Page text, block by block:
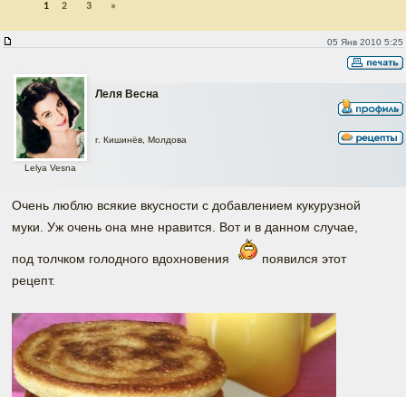
1 2 3 »
05 Янв 2010 5:25
Леля Весна
Lelya Vesna
г. Кишинёв, Молдова
Очень люблю всякие вкусности с добавлением кукурузной
муки. Уж очень она мне нравится. Вот и в данном случае,
под толчком голодного вдохновения
появился этот
рецепт.